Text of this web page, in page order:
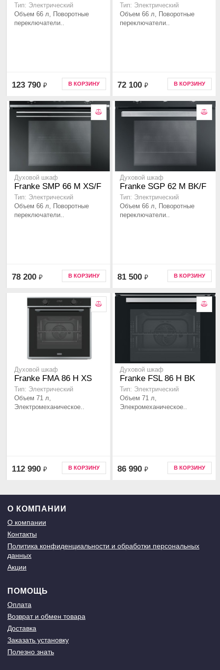
Тип: Электрический
Объем 66 л, Поворотные
переключатели..
123 790 ₽ В КОРЗИНУ
Тип: Электрический
Объем 66 л, Поворотные
переключатели..
72 100 ₽ В КОРЗИНУ
Духовой шкаф
Franke SMP 66 M XS/F
Тип: Электрический
Объем 66 л, Поворотные
переключатели..
78 200 ₽ В КОРЗИНУ
Духовой шкаф
Franke SGP 62 M BK/F
Тип: Электрический
Объем 66 л, Поворотные
переключатели..
81 500 ₽ В КОРЗИНУ
Духовой шкаф
Franke FMA 86 H XS
Тип: Электрический
Объем 71 л,
Электромеханическое..
112 990 ₽ В КОРЗИНУ
Духовой шкаф
Franke FSL 86 H BK
Тип: Электрический
Объем 71 л,
Элекромеханическое..
86 990 ₽ В КОРЗИНУ
О КОМПАНИИ
О компании
Контакты
Политика конфиденциальности и обработки персональных
данных
Акции
ПОМОЩЬ
Оплата
Возврат и обмен товара
Доставка
Заказать установку
Полезно знать